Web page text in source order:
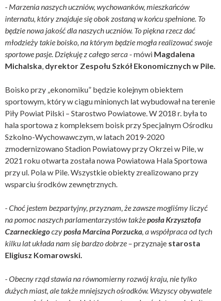
- Marzenia naszych uczniów, wychowanków, mieszkańców
internatu, który znajduje się obok zostaną w końcu spełnione. To
będzie nowa jakość dla naszych uczniów. To piękna rzecz dać
młodzieży takie boisko, na którym będzie mogła realizować swoje
sportowe pasje. Dziękuję z całego serca - mówi Magdalena
Michalska, dyrektor Zespołu Szkół Ekonomicznych w Pile.
Boisko przy „ekonomiku” będzie kolejnym obiektem
sportowym, który w ciągu minionych lat wybudował na terenie
Piły Powiat Pilski – Starostwo Powiatowe. W 2018 r. była to
hala sportowa z kompleksem boisk przy Specjalnym Ośrodku
Szkolno-Wychowawczym, w latach 2019-2020
zmodernizowano Stadion Powiatowy przy Okrzei w Pile, w
2021 roku otwarta została nowa Powiatowa Hala Sportowa
przy ul. Pola w Pile. Wszystkie obiekty zrealizowano przy
wsparciu środków zewnętrznych.
- Choć jestem bezpartyjny, przyznam, że zawsze mogliśmy liczyć
na pomoc naszych parlamentarzystów takżeposła Krzysztofa
Czarneckiegoczyposła Marcina Porzucka, a współpraca od tych
kilku lat układa nam się bardzo dobrze – przyznaje starosta
Eligiusz Komarowski.
- Obecny rząd stawia na równomierny rozwój kraju, nie tylko
dużych miast, ale także mniejszych ośrodków. Wszyscy obywatele